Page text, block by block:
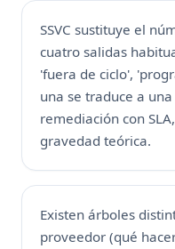
SSVC sustituye el
cuatro salidas
'fuera de ciclo',
una se traduce a
remediación con
gravedad teórica.
Existen árboles
proveedor (qué